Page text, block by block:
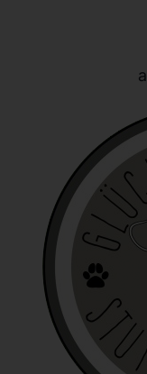
identifizierbar
direkt oder
einem oder
psychischen,
Identität dieser
werden kann.
b)
Betroffene
identifizierbare
c)
Verarbeitung
Verfahren